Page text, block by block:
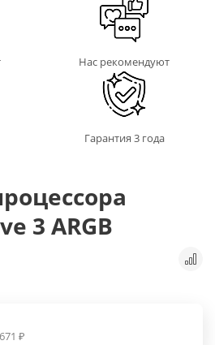
Нас рекомендуют
Гарантия 3 года
3 ARGB
₽